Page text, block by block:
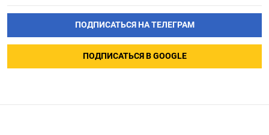
ПОДПИСАТЬСЯ НА ТЕЛЕГРАМ
ПОДПИСАТЬСЯ В GOOGLE